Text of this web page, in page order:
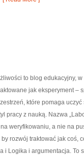
to blog edukacyjny,
jak eksperyment –
które pomaga
pracy z nauką. Nazwa
weryfikowaniu, a nie na
rozwój traktować jak coś,
i Logika i argumentacja. To